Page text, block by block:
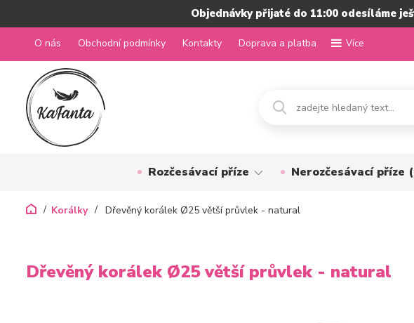
Objednávky přijaté do 11:00 odesíláme
O nás Obchodní podmínky Kontakty Doprava a platba Více
Rozčesávací příze Nerozčesávací příze
Korálky Dřevěný korálek Ø25 větší průvlek - natural
Dřevěný korálek Ø25 větší průvlek - natural